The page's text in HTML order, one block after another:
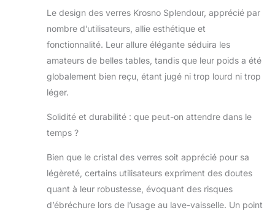
réunions sociales. Forme fine : un
haut avec un bord renforcé plaira aux
amateurs de formes minimalistes mais
élégantes. Les verres ont été conçus
pour s'adapter à tout type de
transparent avec bord renforcé a une
hauteur de 155 mm et un diamètre de
80 mm. Les proportions idéales du
produit garantissent sa stabilité.
est un fabricant européen de verre
renommé spécialisé dans la création
de beaux produits en verre pour les
maisons du monde entier. Notre verre
Le design des verres Krosno Splendour, apprécié par
nombre d’utilisateurs, allie esthétique et
fonctionnalité. Leur allure élégante séduira les
amateurs de belles tables, tandis que leur poids a été
globalement bien reçu, étant jugé ni trop lourd ni trop
léger.
Solidité et durabilité : que peut-on attendre dans le
temps ?
Bien que le cristal des verres soit apprécié pour sa
légèreté, certains utilisateurs expriment des doutes
quant à leur robustesse, évoquant des risques
d’ébréchure lors de l’usage au lave-vaisselle. Un point